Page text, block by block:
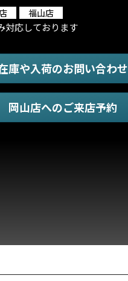
福山店
対応しております
庫や入荷のお問い合わせ